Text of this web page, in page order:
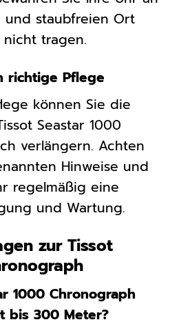
staubfreien Ort
nicht tragen.
richtige Pflege
können Sie die
Seastar 1000
verlängern. Achten
Hinweise und
regelmäßig eine
und Wartung.
zur Tissot
1000 Chronograph
bis 300 Meter?